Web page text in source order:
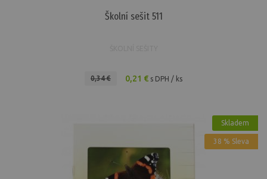
Školní sešit 511
0,34 € 0,21 € s DPH / ks
Skladem
38 % Sleva